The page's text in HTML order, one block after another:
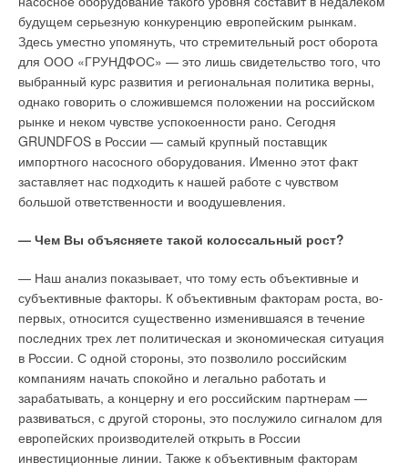
будущем серьезную конкуренцию европейским рынкам.
Здесь уместно упомянуть, что стремительный рост оборота
для ООО «ГРУНДФОС» — это лишь свидетельство того, что
выбранный курс развития и региональная политика верны,
однако говорить о сложившемся положении на российском
рынке и неком чувстве успокоенности рано. Сегодня
GRUNDFOS в России — самый крупный поставщик
импортного насосного оборудования. Именно этот факт
заставляет нас подходить к нашей работе с чувством
большой ответственности и воодушевления.
— Чем Вы объясняете такой колоссальный рост?
— Наш анализ показывает, что тому есть объективные и
субъективные факторы. К объективным факторам роста, во-
первых, относится существенно изменившаяся в течение
последних трех лет политическая и экономическая ситуация
в России. С одной стороны, это позволило российским
компаниям начать спокойно и легально работать и
зарабатывать, а концерну и его российским партнерам —
развиваться, с другой стороны, это послужило сигналом для
европейских производителей открыть в России
инвестиционные линии. Также к объективным факторам
2003 г. стало создание первого котла новой серии —
«Смоленск-2». Всего к выпуску планируется 6 типоразмеров,
в апреле 2004 г. осуществлен запуск в серийное
производство котлов «Смоленск-1» и «Смоленск-3».
Новизна заключается в применении трехходовой
горизонтальной аэродинамической схемы, широко
используемой на жаротрубных котлах. Первый ход газов
образует экранированная трубами топка; затем газы,
развернувшись, идут в обратном направлении через первый
конвективный пакет, затем еще разворот и — на выход через
второй конвективный пакет. Причем, конвективная часть
расположена над топкой, что позволило сделать ее
оптимальной по размерам и способной работать с
современными длиннофакельными горелками.
Котлы серии «Смоленск» имеют и другие важные
особенности. В частности, в них впервые применено
наличие открываемых фронтовой камеры и крышки
газохода. Это позволяет получать быстрый доступ как к
топочной, так и конвективной части котла. Главной
особенностью новых водотрубных котлов являются высокие
скорости воды в котле. Это позволяет включать их напрямую
Польза для здоровья
Большинство новых предложений на рынке кондиционеров
сейчас связано с дополнительными функциями этого
оборудования, такими как очищение, ионизация воздуха,
насыщение кислородом. Последняя новинка от «Мицубиси
Электрик» — серия бытовых кондиционеров YV — обладает
уникальным действием, направленным против старения.
Полноразмерный антиоксидантный фильтр этих
кондиционеров нейтрализует в воздухе помещения
старения. А концентрация бактерий и вирусов при работе
Бесшумность работы
Шум работающих бытовых приборов угнетает нервную
систему, поэтому одним из важнейших параметров и
направлений совершенствования кондиционера является
тишина работы. Прежде всего, разработки по снижению
уровня шума ведутся для бытовых кондиционеров. В этом
направлении «Мицубиси Электрик» всегда была лидером.
Компания достигла мирового рекорда, добившись снижения